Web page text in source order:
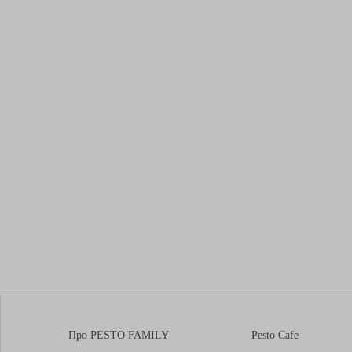
Про PESTO FAMILY Pesto Cafe